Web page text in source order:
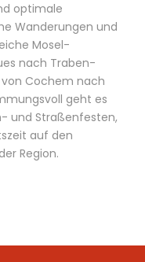
optimale
Wanderungen und
Mosel-
nach Traben-
Cochem nach
geht es
und Straßenfesten,
auf den
Region.